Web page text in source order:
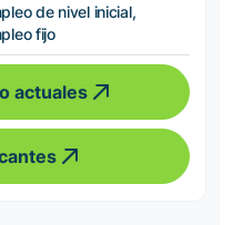
de nivel inicial,
fijo
actuales